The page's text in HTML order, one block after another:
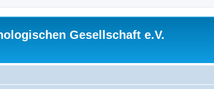
Gesellschaft e.V.